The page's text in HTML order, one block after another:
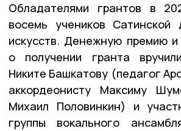
Обладателями грантов в
восемь учеников Сатинской
искусств. Денежную премию и
о получении гранта
Никите Башкатову (педагог
аккордеонисту Максиму
Михаил Половинкин) и
группы вокального